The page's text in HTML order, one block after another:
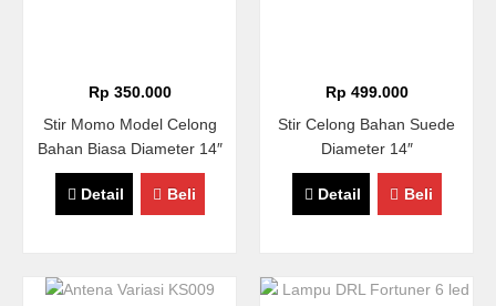
Rp 350.000
Stir Momo Model Celong
Bahan Biasa Diameter 14″
Detail Beli
Rp 499.000
Stir Celong Bahan Suede
Diameter 14″
Detail Beli